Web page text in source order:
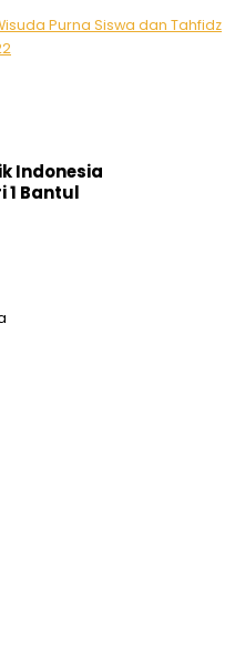
Purna Siswa dan Tahfidz
Indonesia
1 Bantul